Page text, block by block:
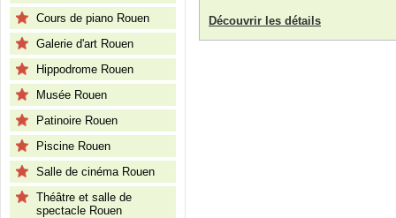
Cours de piano Rouen
Galerie d'art Rouen
Hippodrome Rouen
Musée Rouen
Patinoire Rouen
Piscine Rouen
Salle de cinéma Rouen
Théâtre et salle de
spectacle Rouen
Découvrir les détails